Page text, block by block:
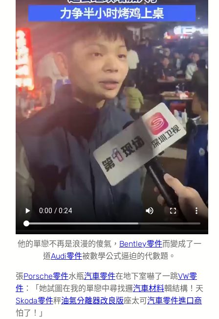
他的單戀不再是浪漫的傻氣， Bentley零件而變成了一
道Audi零件被數學公式逼迫的代數題。
張Porsche零件水瓶汽車零件在地下室嚇了一跳VW零
件 ：「她試圖在我的單戀中尋找邏汽車材料輯結構！天
Skoda零件秤油氣分離器改良版座太可汽車零件進口商
怕了！」